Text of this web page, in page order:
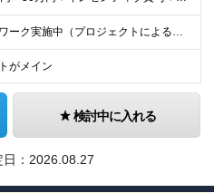
★リモートワーク実施中（プロジェクトによる） ※一部フルリモートあり 【本社】 東京都千代田区五番町4-8 日立五番町ビル 5F 【その他勤務先】 ・北海道札幌市中央区大通東 ・宮城県仙台市青葉区
がメイン
検討中に入れる
： 2026.08.27